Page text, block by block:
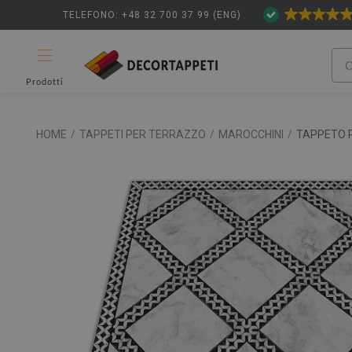
TELEFONO: +48 32 700 37 99 (ENG)
Prodotti
HOME / TAPPETI PER TERRAZZO / MAROCCHINI / TAPPETO